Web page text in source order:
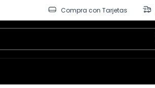
Compra con Tarjetas